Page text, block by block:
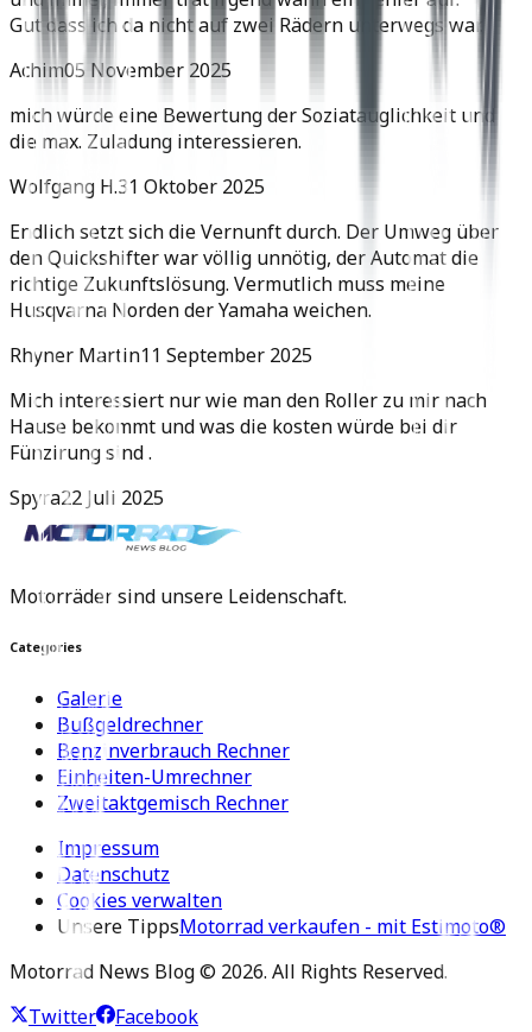
Gut dass ich da nicht auf zwei Rädern unterwegs war.
Achim05 November 2025
mich würde eine Bewertung der Soziatauglichkeit und
die max. Zuladung interessieren.
Wolfgang H.31 Oktober 2025
Endlich setzt sich die Vernunft durch. Der Umweg über
den Quickshifter war völlig unnötig, der Automat die
richtige Zukunftslösung. Vermutlich muss meine
Husqvarna Norden der Yamaha weichen.
Rhyner Martin11 September 2025
Mich interessiert nur wie man den Roller zu mir nach
Hause bekommt und was die kosten würde bei dir
Fünzirung sind .
Spyra22 Juli 2025
Motorräder sind unsere Leidenschaft.
Categories
Galerie
Bußgeldrechner
Benzinverbrauch Rechner
Einheiten-Umrechner
Zweitaktgemisch Rechner
Impressum
Datenschutz
Cookies verwalten
Unsere TippsMotorrad verkaufen - mit Estimoto®
Motorrad News Blog © 2026. All Rights Reserved.
Twitter
Facebook